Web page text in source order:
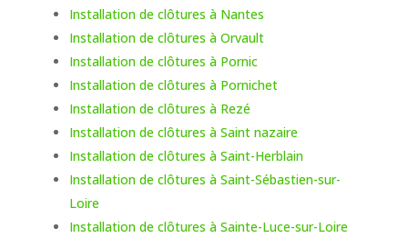
Installation de clôtures à Nantes
Installation de clôtures à Orvault
Installation de clôtures à Pornic
Installation de clôtures à Pornichet
Installation de clôtures à Rezé
Installation de clôtures à Saint nazaire
Installation de clôtures à Saint-Herblain
Installation de clôtures à Saint-Sébastien-sur-
Loire
Installation de clôtures à Sainte-Luce-sur-Loire